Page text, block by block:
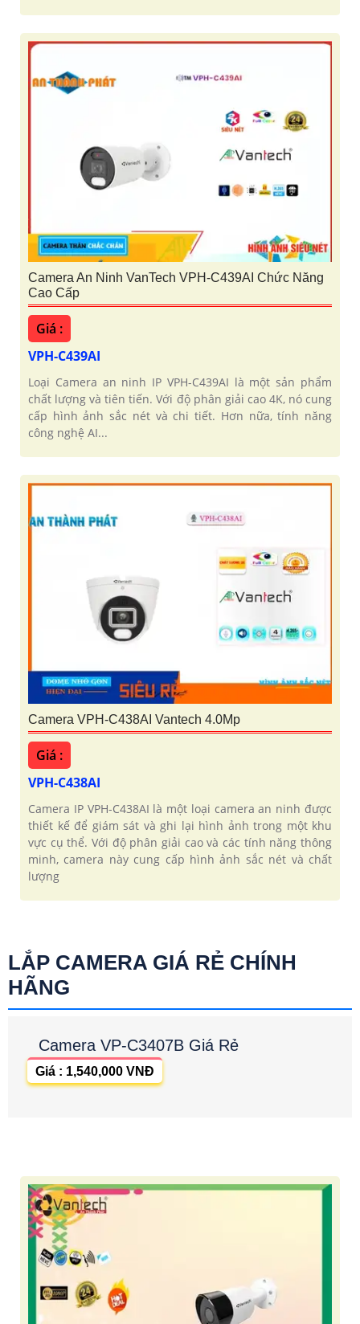
Camera An Ninh VanTech VPH-C439AI Chức Năng
Cao Cấp
Giá :
VPH-C439AI
Loại Camera an ninh IP VPH-C439AI là một sản phẩm
chất lượng và tiên tiến. Với độ phân giải cao 4K, nó cung
cấp hình ảnh sắc nét và chi tiết. Hơn nữa, tính năng
công nghệ AI...
Camera VPH-C438AI Vantech 4.0Mp
Giá :
VPH-C438AI
Camera IP VPH-C438AI là một loại camera an ninh được
thiết kế để giám sát và ghi lại hình ảnh trong một khu
vực cụ thể. Với độ phân giải cao và các tính năng thông
minh, camera này cung cấp hình ảnh sắc nét và chất
lượng
LẮP CAMERA GIÁ RẺ CHÍNH
HÃNG
Camera VP-C3407B Giá Rẻ
Giá : 1,540,000 VNĐ